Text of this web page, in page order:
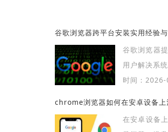
谷歌浏览器跨平台安装实用经验
谷歌浏览器
用户解决系
时间：
chrome浏览器如何在安卓设备上
在安卓设备